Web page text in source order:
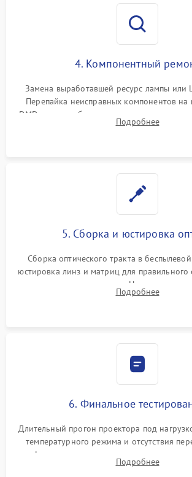
4. Компонентный
Замена выработавшей ресурс лампы или
Перепайка неисправных компонентов на
DMD-чипа при битых пикселях, установка
колеса или восстановление сгоревших
Подробнее
5. Сборка и юстировка
Сборка оптического тракта в
юстировка линз и матриц для правильного
и устранения размытия. Надежное
шлейфов, установка датчиков и
Подробнее
6. Финальное
Длительный прогон проектора под
температурного режима и отсутствия
фокуса, контрастности и цветопередачи
таблицах. Проверка работы всех
Подробнее